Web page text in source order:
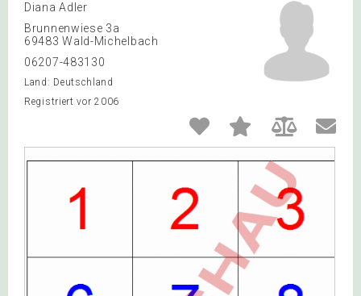
Diana Adler
Brunnenwiese 3a
69483 Wald-Michelbach
06207-483130
Land: Deutschland
Registriert vor 2006